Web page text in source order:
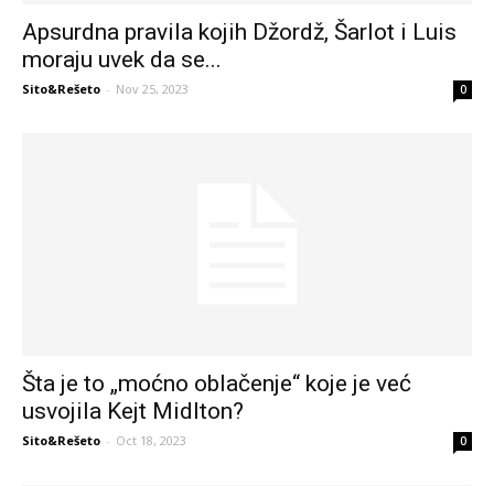
Apsurdna pravila kojih Džordž, Šarlot i Luis
moraju uvek da se...
Sito&Rešeto - Nov 25, 2023 0
Šta je to „moćno oblačenje“ koje je već
usvojila Kejt Midlton?
Sito&Rešeto - Oct 18, 2023 0